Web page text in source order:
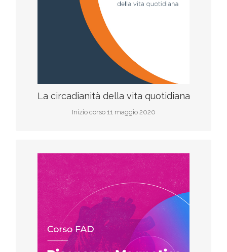
La circadianità della vita quotidiana
Inizio corso 11 maggio 2020
scarica il programma